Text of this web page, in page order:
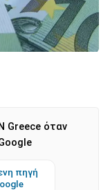
Greece όταν
πηγή